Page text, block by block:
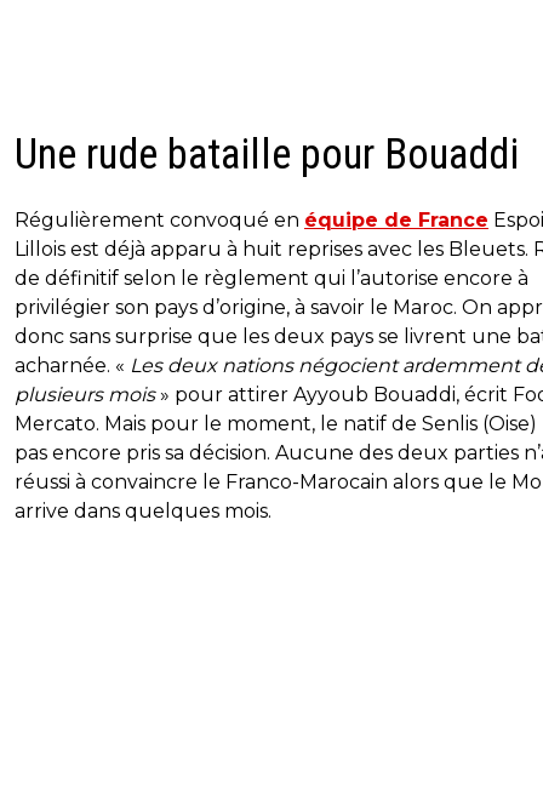
Une rude bataille pour Bouaddi
Régulièrement convoqué en équipe de France
Lillois est déjà apparu à huit reprises avec les Bleuets.
de définitif selon le règlement qui l’autorise encore à
privilégier son pays d’origine, à savoir le Maroc. On
donc sans surprise que les deux pays se livrent une
acharnée. « Les deux nations négocient ardemment
plusieurs mois» pour attirer Ayyoub Bouaddi, écrit
Mercato. Mais pour le moment, le natif de Senlis (Oise)
pas encore pris sa décision. Aucune des deux parties
réussi à convaincre le Franco-Marocain alors que le
arrive dans quelques mois.